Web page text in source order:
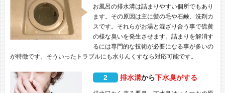
お風呂の排水溝は詰まりやすい個所でもあり
ます。その原因は主に髪の毛や石鹸、洗剤カ
スです。それらがお湯と混ざり合う事で硫黄
の様な臭いを発生させます。詰まりを解消す
るには専門的な技術が必要になる事が多いの
が特徴です。そういったトラブルにも水りんくすなら対応可能です。
2 排水溝から下水臭がする